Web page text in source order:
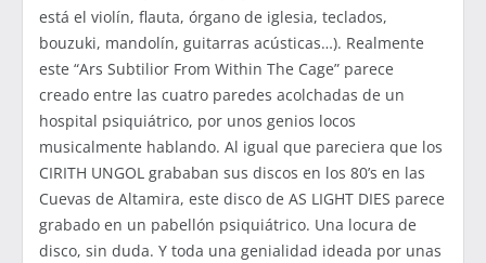
está el violín, flauta, órgano de iglesia, teclados,
bouzuki, mandolín, guitarras acústicas…). Realmente
este “Ars Subtilior From Within The Cage” parece
creado entre las cuatro paredes acolchadas de un
hospital psiquiátrico, por unos genios locos
musicalmente hablando. Al igual que pareciera que los
CIRITH UNGOL grababan sus discos en los 80’s en las
Cuevas de Altamira, este disco de AS LIGHT DIES parece
grabado en un pabellón psiquiátrico. Una locura de
disco, sin duda. Y toda una genialidad ideada por unas